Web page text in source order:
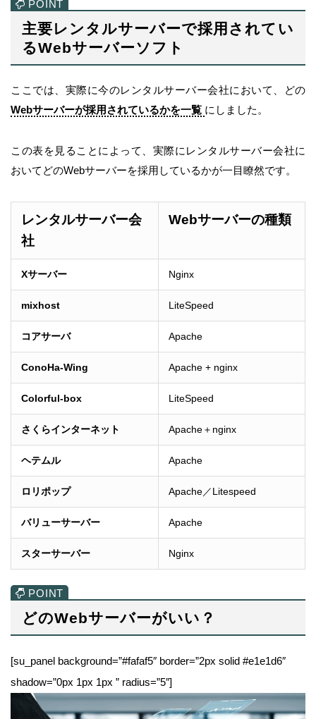
主要レンタルサーバーで採用されてい
るWebサーバーソフト
ここでは、実際に今のレンタルサーバー会社において、どの
Webサーバーが採用されているかを一覧 にしました。
この表を見ることによって、実際にレンタルサーバー会社に
おいてどのWebサーバーを採用しているかが一目瞭然です。
レンタルサーバー会
社
Webサーバーの種類
Xサーバー Nginx
mixhost LiteSpeed
コアサーバ Apache
ConoHa-Wing Apache + nginx
Colorful-box LiteSpeed
さくらインターネット Apache＋nginx
ヘテムル Apache
ロリポップ Apache／Litespeed
バリューサーバー Apache
スターサーバー Nginx
どのWebサーバーがいい？
[su_panel background=”#fafaf5″ border=”2px solid #e1e1d6″
shadow=”0px 1px 1px ” radius=”5″]